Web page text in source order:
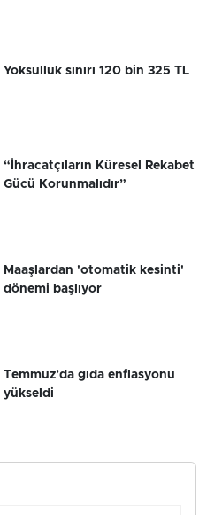
Yoksulluk sınırı 120 bin 325 TL
“İhracatçıların Küresel Rekabet
Gücü Korunmalıdır”
Maaşlardan 'otomatik kesinti'
dönemi başlıyor
Temmuz’da gıda enflasyonu
yükseldi